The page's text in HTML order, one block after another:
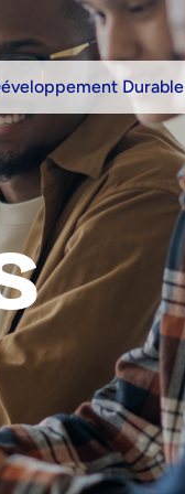
Durable